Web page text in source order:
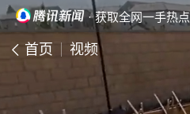
· 获取全网一手热点
首页 视频